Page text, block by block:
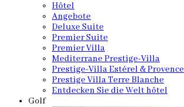
Hôtel
Angebote
Deluxe Suite
Premier Suite
Premier Villa
Mediterrane Prestige-Villa
Prestige-Villa Estérel & Provence
Prestige Villa Terre Blanche
Entdecken Sie die Welt hôtel
Golf